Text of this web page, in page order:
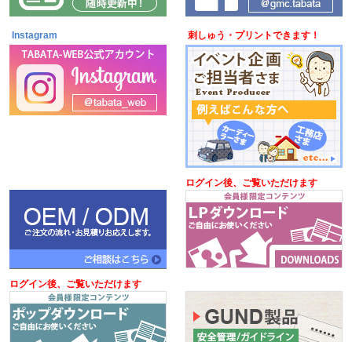
Instagram 刺しゅう・プリントできます！
ログイン後、ご覧いただけます
ログイン後、ご覧いただけます